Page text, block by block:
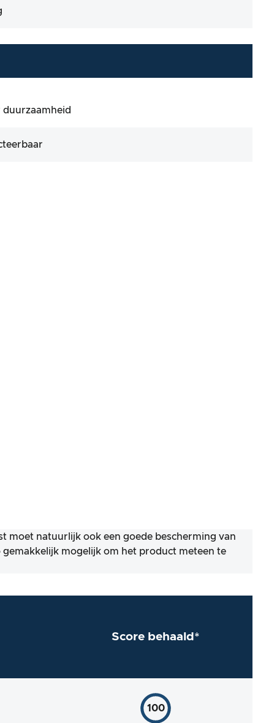
moet natuurlijk ook een goede bescherming van
mogelijk om het product meteen te
Score behaald*
100